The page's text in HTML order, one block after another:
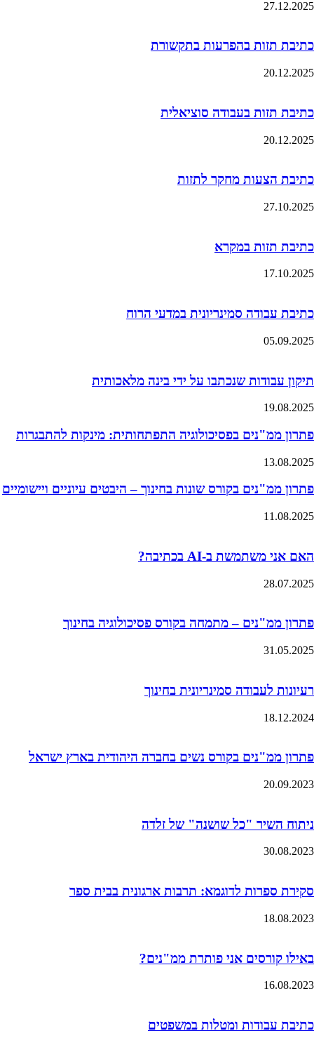
27.12.2025
כתיבת תזות בהפרעות בתקשורת
20.12.2025
כתיבת תזות בעבודה סוציאלית
20.12.2025
כתיבת הצעות מחקר לתזות
27.10.2025
כתיבת תזות במקרא
17.10.2025
כתיבת עבודה סמינריונית במדעי הרוח
05.09.2025
תיקון עבודות שנכתבו על ידי בינה מלאכותית
19.08.2025
פתרון ממ"נים בפסיכולוגיה התפתחותית: מינקות להתבגרות
13.08.2025
פתרון ממ"נים בקורס שונות בחינוך – היבטים עיוניים ויישומיים
11.08.2025
האם אני משתמשת ב-AI בכתיבה?
28.07.2025
פתרון ממ"נים – מתמחה בקורס פסיכולוגיה בחינוך
31.05.2025
רעיונות לעבודה סמינריונית בחינוך
18.12.2024
פתרון ממ"נים בקורס נשים בחברה היהודית בארץ ישראל
20.09.2023
ניתוח השיר "כל שושנה" של זלדה
30.08.2023
סקירת ספרות לדוגמא: תרבות ארגונית בבית ספר
18.08.2023
באילו קורסים אני פותרת ממ"נים?
16.08.2023
כתיבת עבודות ומטלות במשפטים